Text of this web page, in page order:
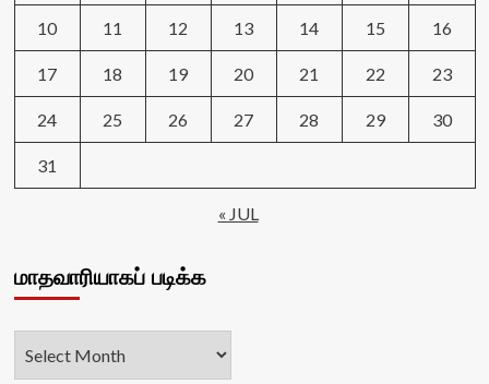
10 11 12 13 14 15 16
17 18 19 20 21 22 23
24 25 26 27 28 29 30
31
« JUL
மாதவாரியாகப் படிக்க